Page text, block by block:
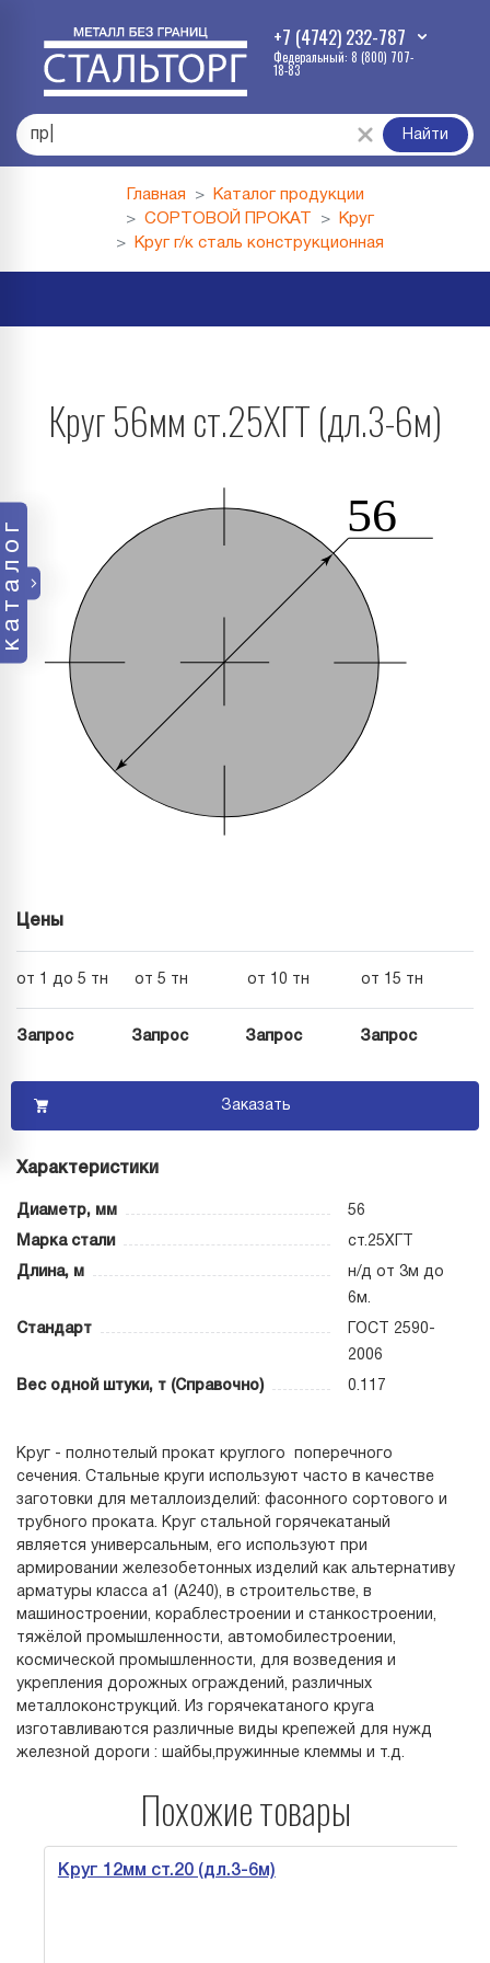
+7 (4742) 232-787
Федеральный: 8 (800) 707-
18-83
профл Найти
каталог
Главная
Каталог продукции
СОРТОВОЙ ПРОКАТ
Круг
Круг г/к сталь конструкционная
Круг 56мм ст.25ХГТ (дл.3-6м)
Цены
от 1 до 5 тн от 5 тн от 10 тн от 15 тн
Запрос Запрос Запрос Запрос
Заказать
Характеристики
Диаметр, мм 56
Марка стали ст.25ХГТ
Длина, м
н/д от 3м до
6м.
Стандарт
ГОСТ 2590-
2006
Вес одной штуки, т (Справочно) 0.117
Круг - полнотелый прокат круглого поперечного
сечения. Стальные круги используют часто в качестве
заготовки для металлоизделий: фасонного сортового и
трубного проката. Круг стальной горячекатаный
является универсальным, его используют при
армировании железобетонных изделий как альтернативу
арматуры класса а1 (А240), в строительстве, в
машиностроении, кораблестроении и станкостроении,
тяжёлой промышленности, автомобилестроении,
космической промышленности, для возведения и
укрепления дорожных ограждений, различных
металлоконструкций. Из горячекатаного круга
изготавливаются различные виды крепежей для нужд
железной дороги : шайбы,пружинные клеммы и т.д.
Похожие товары
Круг 12мм ст.20 (дл.3-6м)